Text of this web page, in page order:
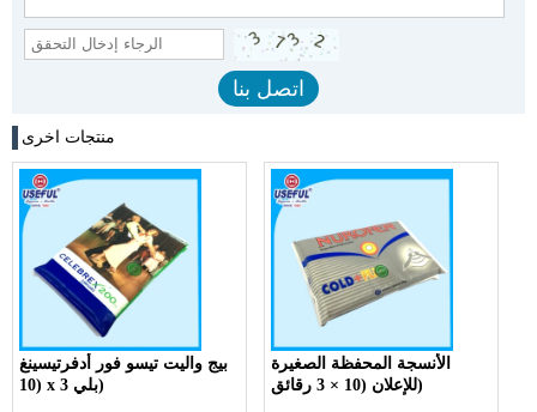
منتجات اخرى
بيج واليت تيسو فور أدفرتيسينغ
(10 x 3 بلي)
الأنسجة المحفظة الصغيرة
للإعلان (10 × 3 رقائق)